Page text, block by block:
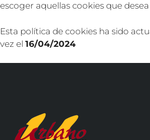
escoger aquellas cookies que
Esta política de cookies ha sido
vez el 16/04/2024